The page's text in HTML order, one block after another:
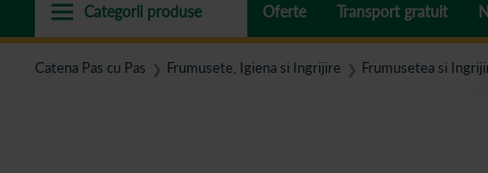
Oferte Transport gratuit
Catena Pas cu Pas ❯ Frumusete, Igiena si Ingrijire ❯ Frumusetea si